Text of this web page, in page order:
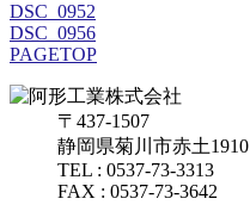
DSC_0952
DSC_0956
PAGETOP
〒437-1507
静岡県菊川市赤土1910
TEL : 0537-73-3313
FAX : 0537-73-3642